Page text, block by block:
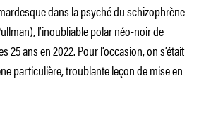
dans la psyché du schizophrène
l’inoubliable polar néo-noir de
25 ans en 2022. Pour l’occasion, on s’était
particulière, troublante leçon de mise en